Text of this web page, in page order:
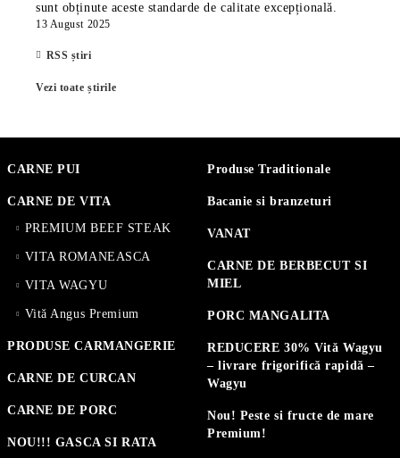
sunt obținute aceste standarde de calitate excepțională.
13 August 2025
RSS știri
Vezi toate știrile
CARNE PUI
CARNE DE VITA
PREMIUM BEEF STEAK
VITA ROMANEASCA
VITA WAGYU
Vită Angus Premium
PRODUSE CARMANGERIE
CARNE DE CURCAN
CARNE DE PORC
NOU!!! GASCA SI RATA
Produse Traditionale
Bacanie si branzeturi
VANAT
CARNE DE BERBECUT SI
MIEL
PORC MANGALITA
REDUCERE 30% Vită Wagyu
– livrare frigorifică rapidă –
Wagyu
Nou! Peste si fructe de mare
Premium!